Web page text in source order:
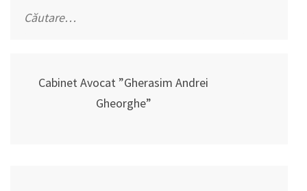
după:
Cabinet Avocat ”Gherasim Andrei
Gheorghe”